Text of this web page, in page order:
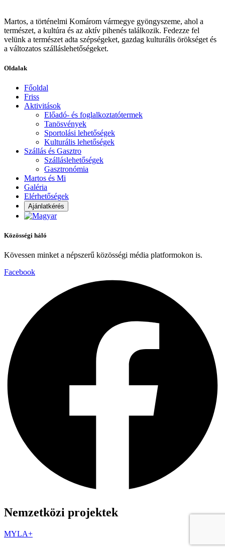
Martos, a történelmi Komárom vármegye gyöngyszeme, ahol a
természet, a kultúra és az aktív pihenés találkozik. Fedezze fel
velünk a természet adta szépségeket, gazdag kulturális örökséget és
a változatos szálláslehetőségeket.
Oldalak
Főoldal
Friss
Aktivitások
Előadó- és foglalkoztatótermek
Tanösvények
Sportolási lehetőségek
Kulturális lehetőségek
Szállás és Gasztro
Szálláslehetőségek
Gasztronómia
Martos és Mi
Galéria
Elérhetőségek
Ajánlatkérés
Közösségi háló
Kövessen minket a népszerű közösségi média platformokon is.
Facebook
Nemzetközi projektek
MYLA+